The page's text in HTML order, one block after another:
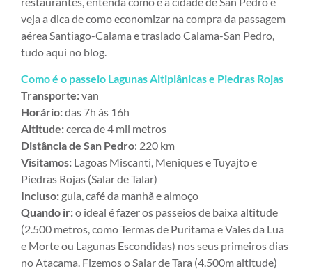
veja a dica de como economizar na compra da passagem
aérea Santiago-Calama e traslado Calama-San Pedro,
tudo aqui no blog.
Como é o passeio Lagunas Altiplânicas e Piedras Rojas
Transporte:van
Horário:das 7h às 16h
Altitude:cerca de 4 mil metros
Distância de San Pedro: 220 km
Visitamos: Lagoas Miscanti, Meniques e Tuyajto e
Piedras Rojas (Salar de Talar)
Incluso: guia, café da manhã e almoço
Quando ir:o ideal é fazer os passeios de baixa altitude
(2.500 metros, como Termas de Puritama e Vales da Lua
e Morte ou Lagunas Escondidas) nos seus primeiros dias
no Atacama. Fizemos o Salar de Tara (4.500m altitude)